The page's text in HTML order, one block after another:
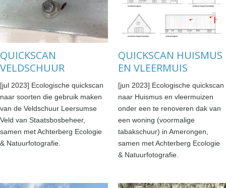
QUICKSCAN
VELDSCHUUR
[jul 2023] Ecologische quickscan
naar soorten die gebruik maken
van de Veldschuur Leersumse
Veld van Staatsbosbeheer,
samen met Achterberg Ecologie
& Natuurfotografie.
QUICKSCAN HUISMUS
EN VLEERMUIS
[jun 2023] Ecologische quickscan
naar Huismus en vleermuizen
onder een te renoveren dak van
een woning (voormalige
tabakschuur) in Amerongen,
samen met Achterberg Ecologie
& Natuurfotografie.